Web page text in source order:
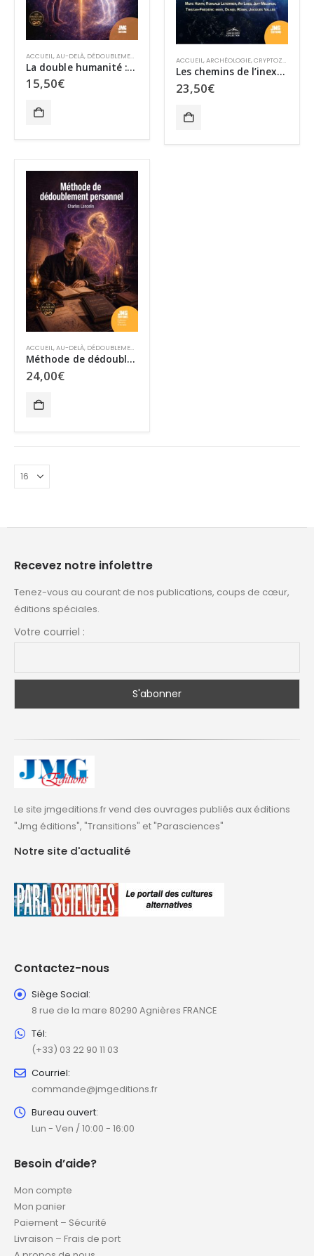
ACCUEIL,AU-DELÀ, DÉDOUBLEMENT – OBE PETITE BIBLIOTHÈQUE DES SCIENCES PSYCHIQUES
La double humanité : les sept voies de communication avec l’Au-delà
15,50€
ACCUEIL,ARCHÉOLOGIE,CRYPTOZOOLOGIE
Les chemins de l’inexploré
23,50€
ACCUEIL,AU-DELÀ, DÉDOUBLEMENT – OBE
Méthode de dédoublement personnel
24,00€
Recevez notre infolettre
Tenez-vous au courant de nos publications, coups de cœur,
éditions spéciales.
Votre courriel :
Le site jmgeditions.fr vend des ouvrages publiés aux éditions
"Jmg éditions", "Transitions" et "Parasciences"
Notre site d'actualité
Contactez-nous
Siège Social:
8 rue de la mare 80290 Agnières FRANCE
Tél:
(+33) 03 22 90 11 03
Courriel:
commande@jmgeditions.fr
Bureau ouvert:
Lun - Ven / 10:00 - 16:00
Besoin d’aide?
Mon compte
Mon panier
Paiement – Sécurité
Livraison – Frais de port